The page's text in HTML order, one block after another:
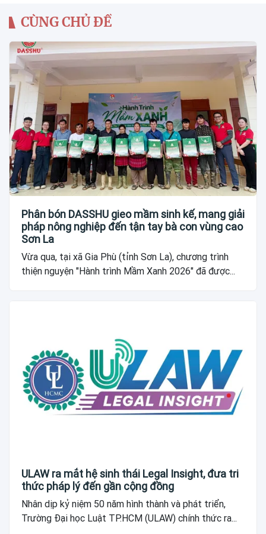
CÙNG CHỦ ĐỀ
Phân bón DASSHU gieo mầm sinh kế, mang giải
pháp nông nghiệp đến tận tay bà con vùng cao
Sơn La
Vừa qua, tại xã Gia Phù (tỉnh Sơn La), chương trình
thiện nguyện "Hành trình Mầm Xanh 2026" đã được...
ULAW ra mắt hệ sinh thái Legal Insight, đưa tri
thức pháp lý đến gần cộng đồng
Nhân dịp kỷ niệm 50 năm hình thành và phát triển,
Trường Đại học Luật TP.HCM (ULAW) chính thức ra...